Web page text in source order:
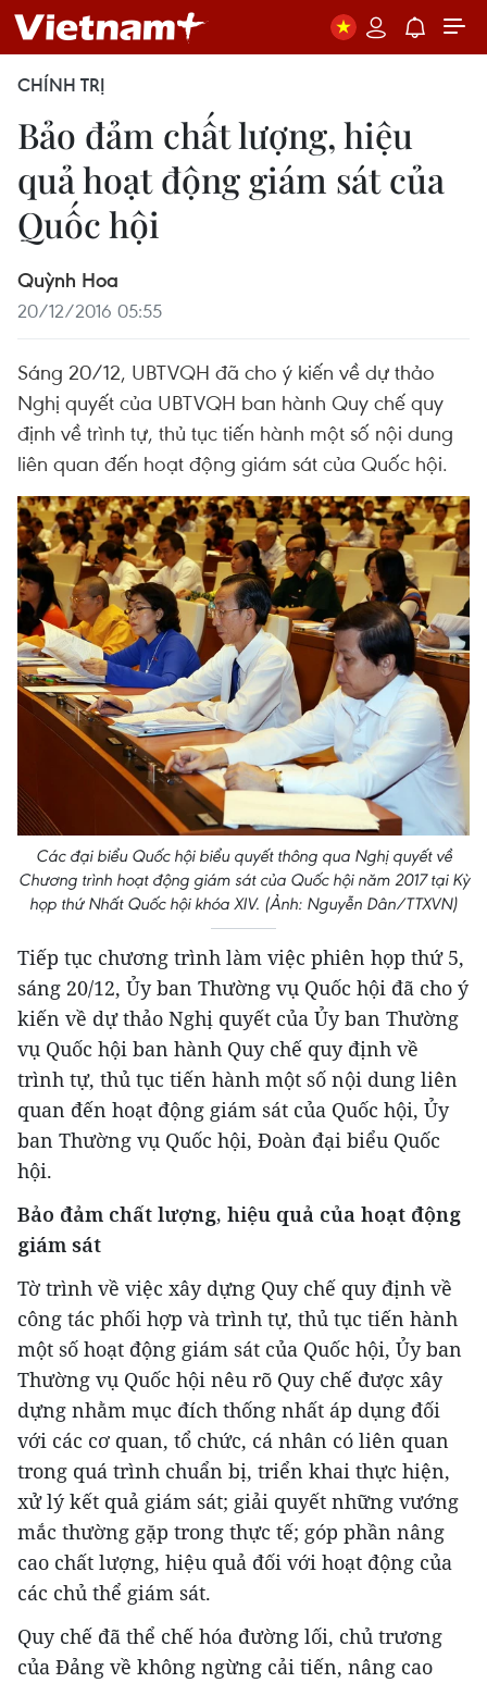
CHÍNH TRỊ
Bảo đảm chất lượng, hiệu
quả hoạt động giám sát của
Quốc hội
Quỳnh Hoa
20/12/2016 05:55
Sáng 20/12, UBTVQH đã cho ý kiến về dự thảo
Nghị quyết của UBTVQH ban hành Quy chế quy
định về trình tự, thủ tục tiến hành một số nội dung
liên quan đến hoạt động giám sát của Quốc hội.
Các đại biểu Quốc hội biểu quyết thông qua Nghị quyết về
Chương trình hoạt động giám sát của Quốc hội năm 2017 tại Kỳ
họp thứ Nhất Quốc hội khóa XIV. (Ảnh: Nguyễn Dân/TTXVN)
Tiếp tục chương trình làm việc phiên họp thứ 5,
sáng 20/12, Ủy ban Thường vụ Quốc hội đã cho ý
kiến về dự thảo Nghị quyết của Ủy ban Thường
vụ Quốc hội ban hành Quy chế quy định về
trình tự, thủ tục tiến hành một số nội dung liên
quan đến hoạt động giám sát của Quốc hội, Ủy
ban Thường vụ Quốc hội, Đoàn đại biểu Quốc
hội.
Bảo đảm chất lượng, hiệu quả của hoạt động
giám sát
Tờ trình về việc xây dựng Quy chế quy định về
công tác phối hợp và trình tự, thủ tục tiến hành
một số hoạt động giám sát của Quốc hội, Ủy ban
Thường vụ Quốc hội nêu rõ Quy chế được xây
dựng nhằm mục đích thống nhất áp dụng đối
với các cơ quan, tổ chức, cá nhân có liên quan
trong quá trình chuẩn bị, triển khai thực hiện,
xử lý kết quả giám sát; giải quyết những vướng
mắc thường gặp trong thực tế; góp phần nâng
cao chất lượng, hiệu quả đối với hoạt động của
các chủ thể giám sát.
Quy chế đã thể chế hóa đường lối, chủ trương
của Đảng về không ngừng cải tiến, nâng cao